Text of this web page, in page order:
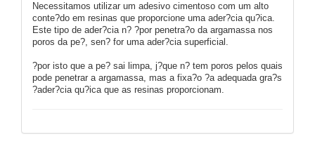
Necessitamos utilizar um adesivo cimentoso com um alto
conte?do em resinas que proporcione uma ader?cia qu?ica.
Este tipo de ader?cia n? ?por penetra?o da argamassa nos
poros da pe?, sen? for uma ader?cia superficial.
?por isto que a pe? sai limpa, j?que n? tem poros pelos quais
pode penetrar a argamassa, mas a fixa?o ?a adequada gra?s
?ader?cia qu?ica que as resinas proporcionam.